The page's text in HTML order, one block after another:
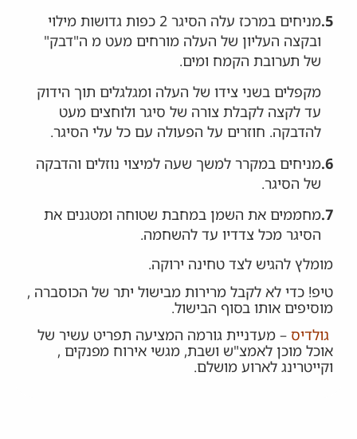
5.
מניחים במרכז עלה הסיגר 2 כפות גדושות מילוי
ובקצה העליון של העלה מורחים מעט מ ה"דבק"
של תערובת הקמח ומים.
מקפלים בשני צידו של העלה ומגלגלים תוך הידוק
עד לקצה לקבלת צורה של סיגר ולוחצים מעט
להדבקה. חוזרים על הפעולה עם כל עלי הסיגר.
6. מניחים במקרר למשך שעה למיצוי נוזלים והדבקה
של הסיגר.
7. מחממים את השמן במחבת שטוחה ומטגנים את
הסיגר מכל צדדיו עד להשחמה.
מומלץ להגיש לצד טחינה ירוקה.
טיפ! כדי לא לקבל מרירות מבישול יתר של הכוסברה ,
מוסיפים אותו בסוף הבישול.
גולדיס – מעדניית גורמה המציעה תפריט עשיר של
אוכל מוכן לאמצ"ש ושבת, מגשי אירוח מפנקים ,
וקייטרינג לארוע מושלם.